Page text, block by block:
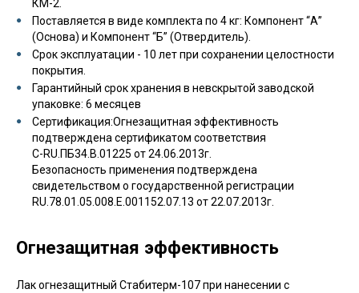
КМ-2.
Поставляется в виде комплекта по 4 кг: Компонент “А”
(Основа) и Компонент “Б” (Отвердитель).
Срок эксплуатации - 10 лет при сохранении целостности
покрытия.
Гарантийный срок хранения в невскрытой заводской
упаковке: 6 месяцев
Сертификация:Огнезащитная эффективность
подтверждена cертификатом соответствия
С-RU.ПБ34.В.01225 от 24.06.2013г.
Безопасность применения подтверждена
свидетельством о государственной регистрации
RU.78.01.05.008.E.001152.07.13 от 22.07.2013г.
Огнезащитная эффективность
Лак огнезащитный Стабитерм-107 при нанесении с